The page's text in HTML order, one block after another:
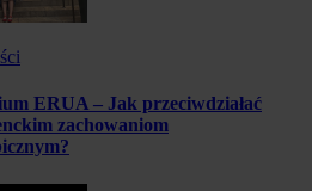
ERUA – Jak przeciwdziałać
zachowaniom